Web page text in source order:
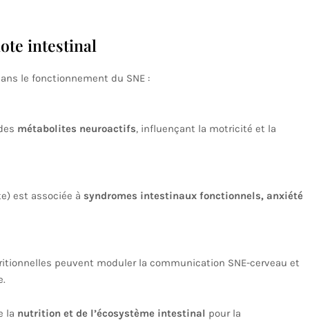
intestinal
le fonctionnement du SNE :
métabolites neuroactifs, influençant la motricité et la
est associée à syndromes intestinaux fonctionnels, anxiété
peuvent moduler la communication SNE-cerveau et
la nutrition et de l’écosystème intestinal pour la